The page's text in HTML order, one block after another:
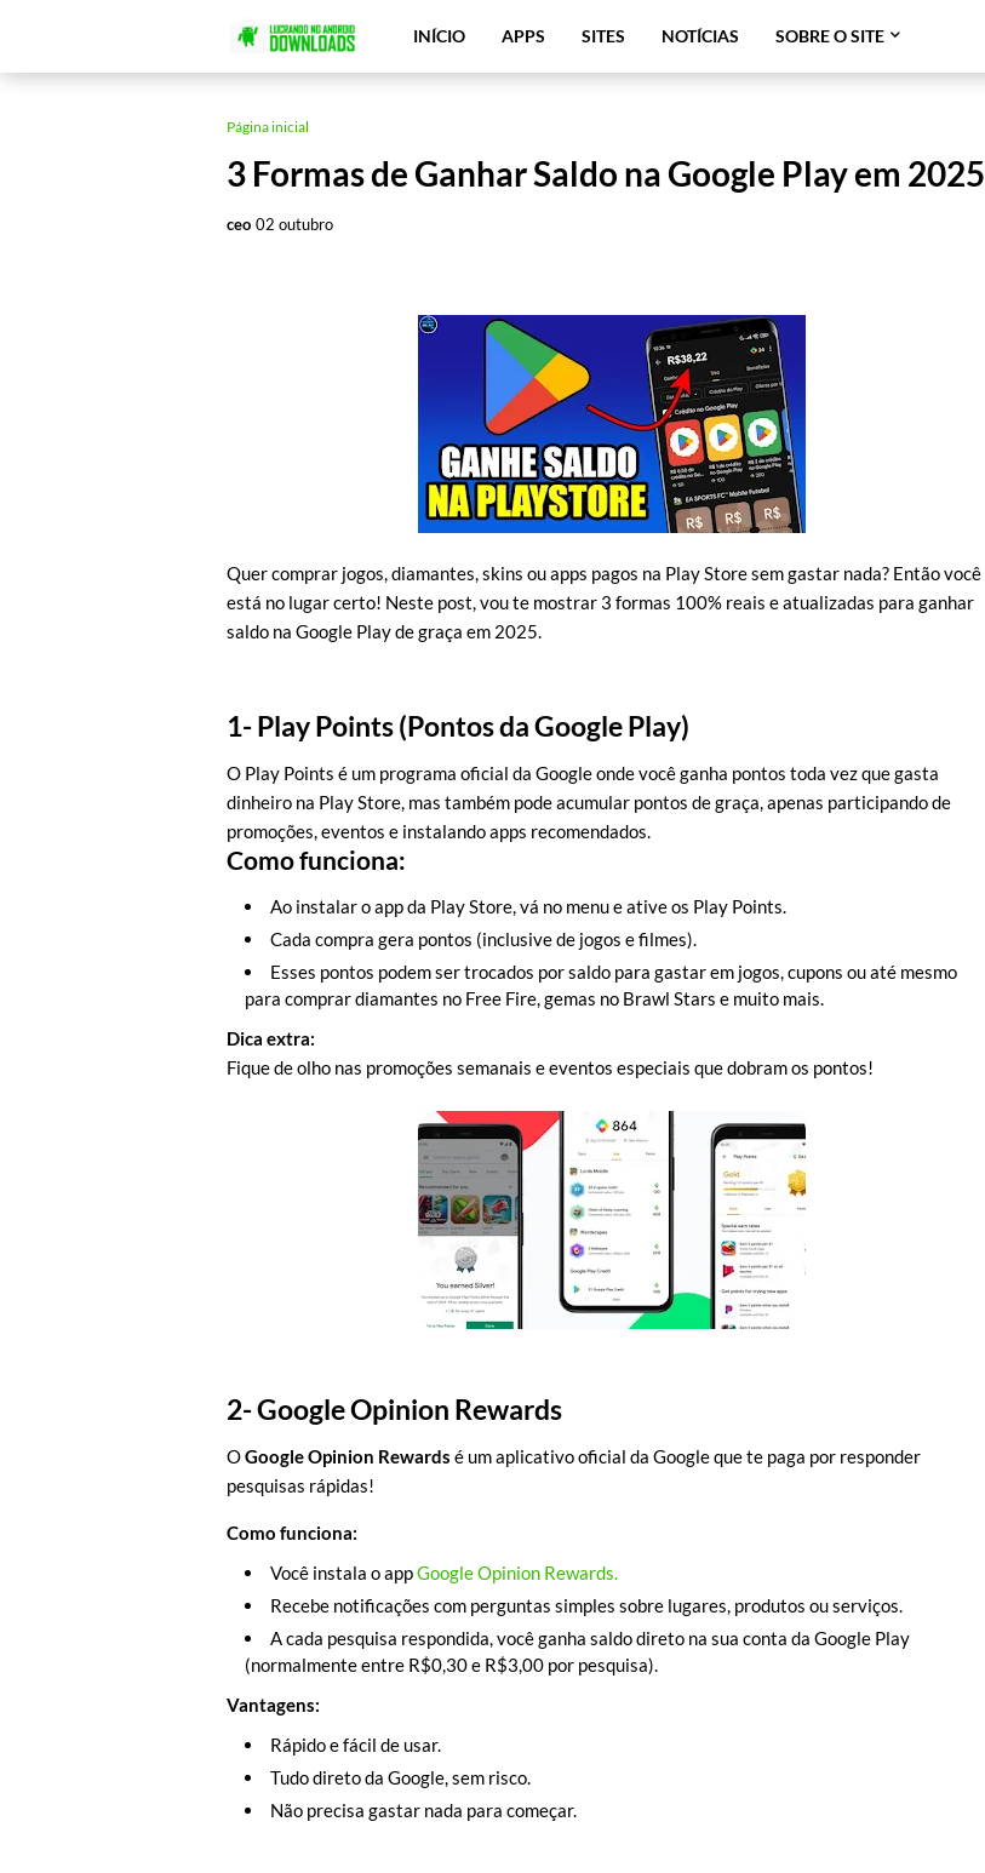
INÍCIO APPS SITES NOTÍCIAS SOBRE O SITE
Página inicial
3 Formas de Ganhar Saldo na Google Play em 2025
ceo 02 outubro
Quer comprar jogos, diamantes, skins ou apps pagos na Play Store sem gastar nada? Então você
está no lugar certo! Neste post, vou te mostrar 3 formas 100% reais e atualizadas para ganhar
saldo na Google Play de graça em 2025.
1- Play Points (Pontos da Google Play)
O Play Points é um programa oficial da Google onde você ganha pontos toda vez que gasta
dinheiro na Play Store, mas também pode acumular pontos de graça, apenas participando de
promoções, eventos e instalando apps recomendados.
Como funciona:
Ao instalar o app da Play Store, vá no menu e ative os Play Points.
Cada compra gera pontos (inclusive de jogos e filmes).
Esses pontos podem ser trocados por saldo para gastar em jogos, cupons ou até mesmo
para comprar diamantes no Free Fire, gemas no Brawl Stars e muito mais.
Dica extra:
Fique de olho nas promoções semanais e eventos especiais que dobram os pontos!
2-Google Opinion Rewards
OGoogle Opinion Rewards é um aplicativo oficial da Google que te paga por responder
pesquisas rápidas!
Como funciona:
Você instala o appGoogle Opinion Rewards.
Recebe notificações com perguntas simples sobre lugares, produtos ou serviços.
A cada pesquisa respondida, você ganha saldo direto na sua conta da Google Play
(normalmente entre R$0,30 e R$3,00 por pesquisa).
Vantagens:
Rápido e fácil de usar.
Tudo direto da Google, sem risco.
Não precisa gastar nada para começar.